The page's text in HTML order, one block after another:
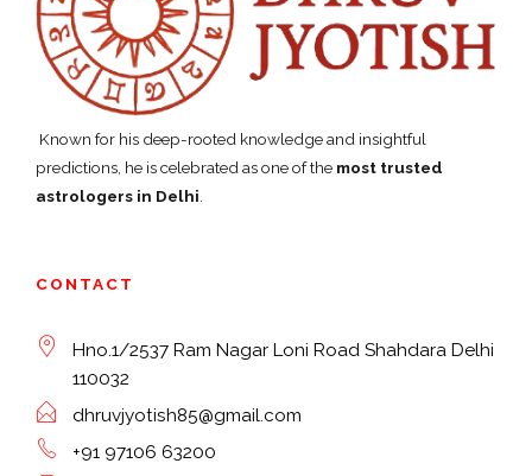
Known for his deep-rooted knowledge and insightful
predictions, he is celebrated as one of the most trusted
astrologers in Delhi
CONTACT
Hno.1/2537 Ram Nagar Loni Road Shahdara Delhi
110032
dhruvjyotish85@gmail.com
+91 97106 63200